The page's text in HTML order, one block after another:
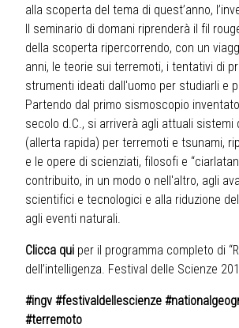
alla scoperta del tema di quest’anno,
Il seminario di domani riprenderà il fil
della scoperta ripercorrendo, con un
anni, le teorie sui terremoti, i tentativi di
strumenti ideati dall'uomo per studiarli e
Partendo dal primo sismoscopio
secolo d.C., si arriverà agli attuali sistemi
(allerta rapida) per terremoti e tsunami,
e le opere di scienziati, filosofi e
contribuito, in un modo o nell'altro, agli
scientifici e tecnologici e alla riduzione
agli eventi naturali.
Clicca qui per il programma completo di
dell’intelligenza. Festival delle Scienze
#ingv #festivaldellescienze
#terremoto